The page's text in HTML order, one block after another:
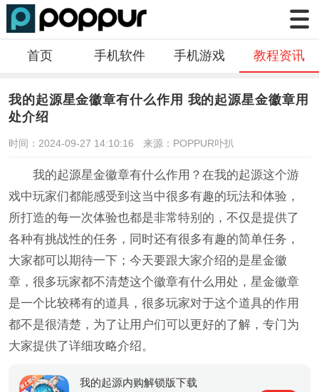
首页 手机软件 手机游戏 教程资讯
我的起源星金徽章有什么作用 我的起源星金徽章用
处介绍
时间：2024-09-27 14:10:16 来源：POPPUR卟扒
我的起源星金徽章有什么作用？在我的起源这个游
戏中玩家们都能感受到这当中很多有趣的玩法和体验，
所打造的每一次体验也都是非常特别的，不仅是提供了
各种有挑战性的任务，同时还有很多有趣的简单任务，
大家都可以期待一下；今天要跟大家介绍的是星金徽
章，很多玩家都不清楚这个徽章有什么用处，星金徽章
是一个比较稀有的道具，很多玩家对于这个道具的作用
都不是很清楚，为了让用户们可以更好的了解，专门为
大家提供了详细攻略介绍。
我的起源内购解锁版下载